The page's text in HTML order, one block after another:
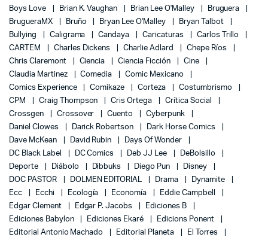
Boys Love
Brian K. Vaughan Brian Lee O'Malley
Bruguera
BrugueraMX
Bruño Bryan Lee O'Malley
Bryan Talbot
Bullying
Caligrama Candaya Caricaturas
Carlos Trillo
CARTEM
Charles Dickens Charlie Adlard
Chepe Ríos
Chris Claremont
Ciencia Ciencia Ficción
Cine
Claudia Martinez
Comedia
Comic Mexicano
Comics Experience
Comikaze Corteza
Costumbrismo
CPM
Craig Thompson Cris Ortega
Crítica Social
Crossgen
Crossover Cuento
Cyberpunk
Daniel Clowes
Darick Robertson
Dark Horse Comics
Dave McKean
David Rubin
Days Of Wonder
DC Black Label
DC Comics Deb JJ Lee
DeBolsillo
Deporte
Diábolo Dibbuks Diego Pun
Disney
DOC PASTOR
DOLMEN EDITORIAL Drama
Dynamite
Ecc
Ecchi Ecología Economía
Eddie Campbell
Edgar Clement
Edgar P. Jacobs
Ediciones B
Ediciones Babylon
Ediciones Ekaré
Edicions Ponent
Editorial Antonio Machado
Editorial Planeta
El Torres